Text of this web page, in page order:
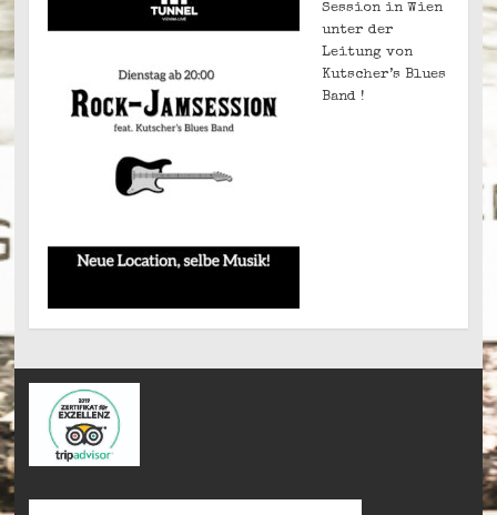
Session in Wien
unter der
Leitung von
Kutscher’s Blues
Band !